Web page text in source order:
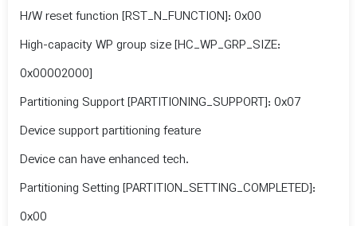
H/W reset function [RST_N_FUNCTION]: 0x00
High-capacity WP group size [HC_WP_GRP_SIZE:
0x00002000]
Partitioning Support [PARTITIONING_SUPPORT]: 0x07
Device support partitioning feature
Device can have enhanced tech.
Partitioning Setting [PARTITION_SETTING_COMPLETED]:
0x00